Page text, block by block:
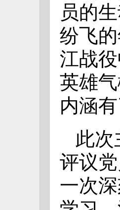
员的
纷飞
江战
英雄
内涵
此
评议
一次